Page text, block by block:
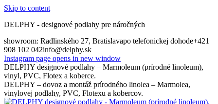
Skip to content
DELPHY - designové podlahy pre náročných
showroom: Radlinského 27, Bratislavapo telefonickej dohode+421
908 102 042info@delphy.sk
Instagram page opens in new window
DELPHY designové podlahy – Marmoleum (prírodné linoleum),
vinyl, PVC, Flotex a koberce.
DELPHY – dovoz a montáž prírodného linolea – Marmolea,
vinylovej podlahy, PVC, Flotexu a kobercov.